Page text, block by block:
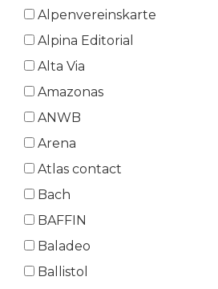
Alpenvereinskarte
Alpina Editorial
Alta Via
Amazonas
ANWB
Arena
Atlas contact
Bach
BAFFIN
Baladeo
Ballistol